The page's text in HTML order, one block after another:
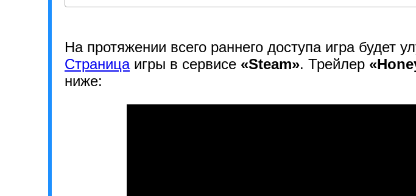
На протяжении всего раннего доступа игра будет
Страницаигры в сервисе «Steam». Трейлер
ниже: